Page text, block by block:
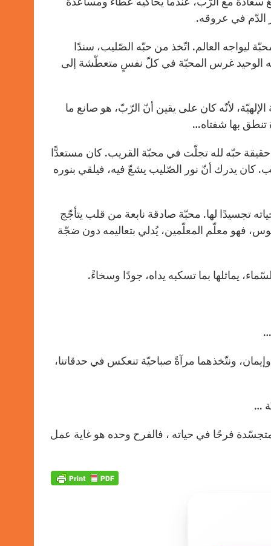
الدّم في عروقه.
ليواجه العالم. اتّخذ من حبّه الصّليب، سندًا
الوحيد غرس المحبّة في كلّ نفسٍ متعطّشة إلى
لأنّه كان على يقين أنّ الرّبّ، هو صانع ما
تنطق بها شفتاه…
حبّه لله تجلّت في محبّة القريب. كان مستعدًّا
كان يدرك أنّ نور الصّليب يشعّ فيه، فيلقي بنوره
تجسيدًا لها. محبّة صادقة نابعة من قلب يتأجّج
فهو معلّم المعلّمين، يُدلي بتعاليمه دون ضجّة
يماثلها بما تسكبه يداه، جودًا وسخاءً.
ونتّخذهما مرآةً صباحيّة تنعكس في حدقاتنا،
…
فرحًا في حياته ، فالفرح وحده هو غاية عمل